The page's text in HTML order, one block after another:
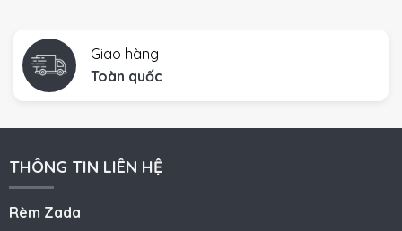
Giao hàng
Toàn quốc
THÔNG TIN LIÊN HỆ
Rèm Zada